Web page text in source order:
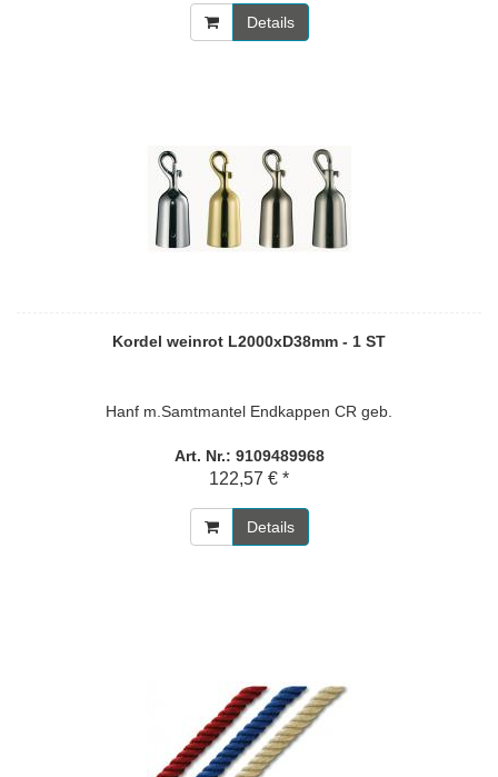
Details
Kordel weinrot L2000xD38mm - 1 ST
Hanf m.Samtmantel Endkappen CR geb.
Art. Nr.: 9109489968
122,57 € *
Details